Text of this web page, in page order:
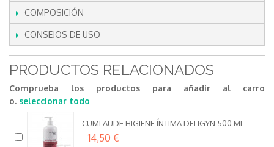
COMPOSICIÓN
CONSEJOS DE USO
PRODUCTOS RELACIONADOS
Comprueba los productos para añadir al carro
o. seleccionar todo
CUMLAUDE HIGIENE ÍNTIMA DELIGYN 500 ML
14,50 €